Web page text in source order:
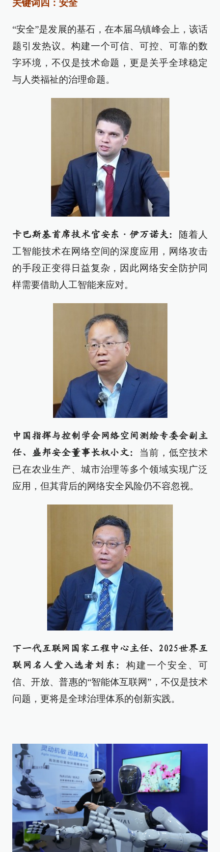
关键词四：安全
“安全”是发展的基石，在本届乌镇峰会上，该话
题引发热议。构建一个可信、可控、可靠的数
字环境，不仅是技术命题，更是关乎全球稳定
与人类福祉的治理命题。
卡巴斯基首席技术官安东·伊万诺夫： 随着人
工智能技术在网络空间的深度应用，网络攻击
的手段正变得日益复杂，因此网络安全防护同
样需要借助人工智能来应对。
中国指挥与控制学会网络空间测绘专委会副主
任、盛邦安全董事长权小文： 当前，低空技术
已在农业生产、城市治理等多个领域实现广泛
应用，但其背后的网络安全风险仍不容忽视。
下一代互联网国家工程中心主任、2025世界互
联网名人堂入选者刘东： 构建一个安全、可
信、开放、普惠的“智能体互联网”，不仅是技术
问题，更将是全球治理体系的创新实践。